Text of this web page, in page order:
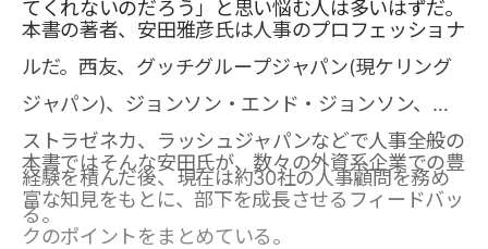
てくれないのだろう」と思い悩む人は多いはずだ。
本書の著者、安田雅彦氏は人事のプロフェッショナ
ルだ。西友、グッチグループジャパン(現ケリング
ジャパン)、ジョンソン・エンド・ジョンソン、ア
ストラゼネカ、ラッシュジャパンなどで人事全般の
経験を積んだ後、現在は約30社の人事顧問を務め
る。
本書ではそんな安田氏が、数々の外資系企業での豊
富な知見をもとに、部下を成長させるフィードバッ
クのポイントをまとめている。